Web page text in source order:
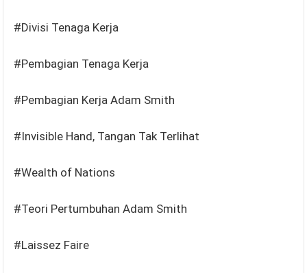
#Divisi Tenaga Kerja
#Pembagian Tenaga Kerja
#Pembagian Kerja Adam Smith
#Invisible Hand, Tangan Tak Terlihat
#Wealth of Nations
#Teori Pertumbuhan Adam Smith
#Laissez Faire